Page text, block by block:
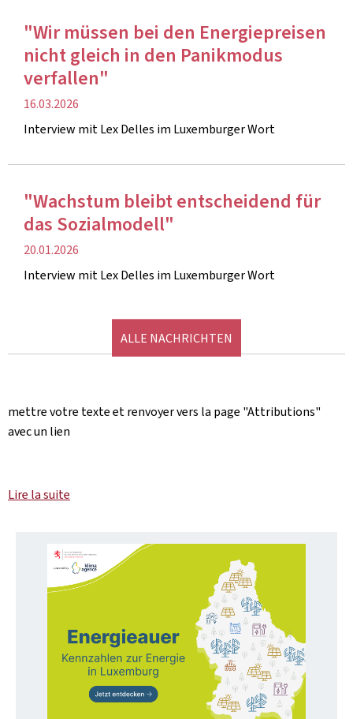
"Wir müssen bei den Energiepreisen
nicht gleich in den Panikmodus
verfallen"
Veröffentlichung
16.03.2026
Interview mit Lex Delles im Luxemburger Wort
"Wachstum bleibt entscheidend für
das Sozialmodell"
Veröffentlichung
20.01.2026
Interview mit Lex Delles im Luxemburger Wort
ALLE NACHRICHTEN
mettre votre texte et renvoyer vers la page "Attributions"
avec un lien
Lire la suite